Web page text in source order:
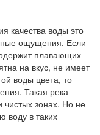
качества воды это
ощущения. Если
плавающих
на вкус, не имеет
воды цвета, то
Такая река
чистых зонах. Но не
воду в таких